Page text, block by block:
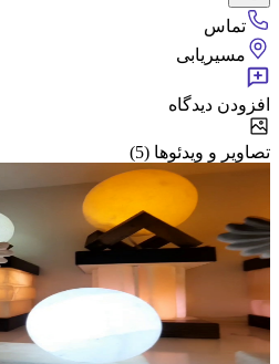
تماس
مسیریابی
افزودن دیدگاه
تصاویر و ویدئوها (5)